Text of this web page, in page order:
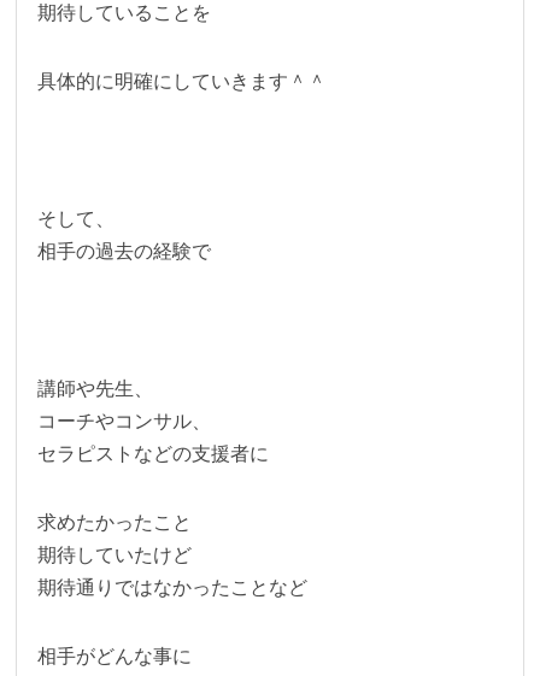
期待していることを
具体的に明確にしていきます＾＾
そして、
相手の過去の経験で
講師や先生、
コーチやコンサル、
セラピストなどの支援者に
求めたかったこと
期待していたけど
期待通りではなかったことなど
相手がどんな事に